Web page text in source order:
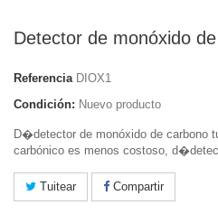
Detector de monóxido
Referencia DIOX1
Condición: Nuevo producto
D�detector de monóxido de carbono
carbónico es menos costoso,
Tuitear Compartir